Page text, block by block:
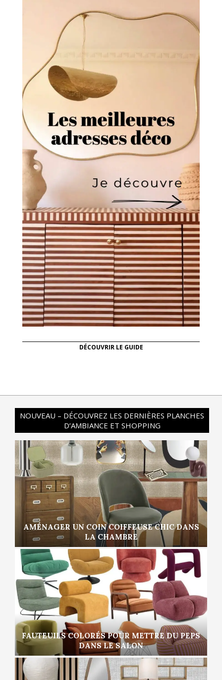
DÉCOUVRIR LE GUIDE
NOUVEAU – DÉCOUVREZ LES DERNIÈRES PLANCHES
D’AMBIANCE ET SHOPPING
AMÉNAGER UN COIN COIFFEUSE CHIC DANS
LA CHAMBRE
FAUTEUILS COLORÉS POUR METTRE DU PEPS
DANS LE SALON